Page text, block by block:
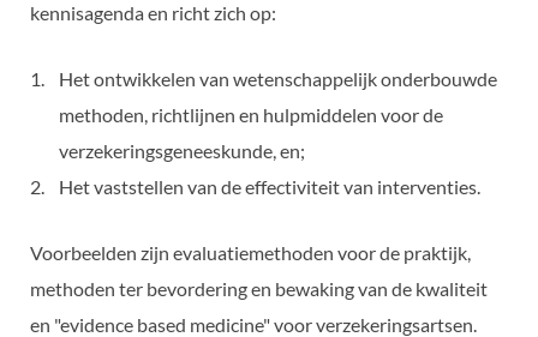
kennisagenda en richt zich op:
Het ontwikkelen van wetenschappelijk onderbouwde
methoden, richtlijnen en hulpmiddelen voor de
verzekeringsgeneeskunde, en;
Het vaststellen van de effectiviteit van interventies.
Voorbeelden zijn evaluatiemethoden voor de praktijk,
methoden ter bevordering en bewaking van de kwaliteit
en "evidence based medicine" voor verzekeringsartsen.